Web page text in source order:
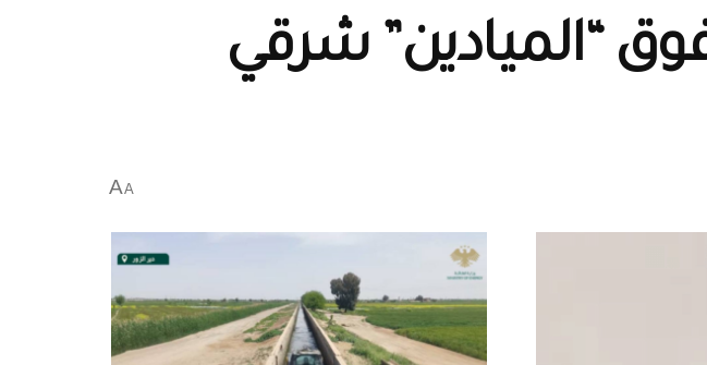
“الميادين” شرقي
A
A